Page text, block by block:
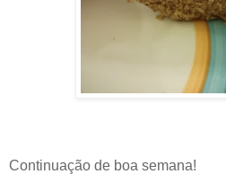
Continuação de boa semana!